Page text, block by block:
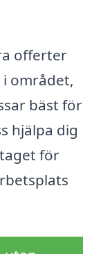
offerter
området,
bäst för
hjälpa dig
för